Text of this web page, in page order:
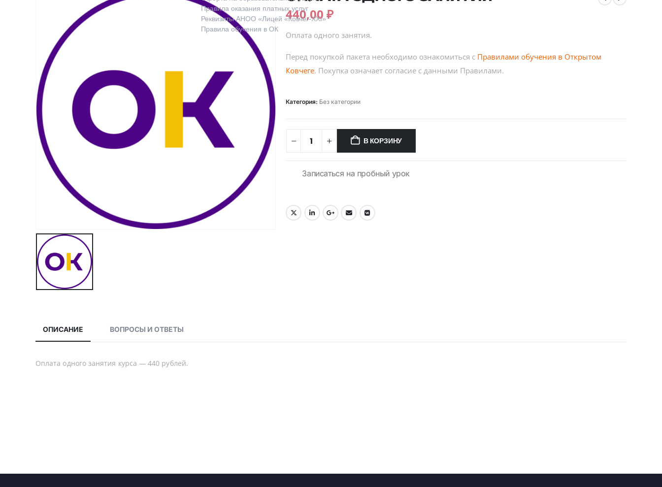
440,00₽
Оплата одного занятия.
Перед покупкой пакета необходимо ознакомиться с Правилами обучения в Открытом
Ковчеге. Покупка означает согласие с данными Правилами.
Категория: Без категории
В КОРЗИНУ
Записаться на пробный урок
ОПИСАНИЕ ВОПРОСЫ И ОТВЕТЫ
Оплата одного занятия курса — 440 рублей.
Правила оказания платных услуг
Реквизиты АНОО «Лицей «Ковчег-XXI»
Правила обучения в ОК